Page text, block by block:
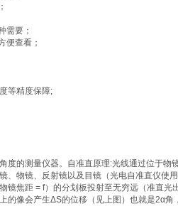
需要；
便查看；
等精度保障;
度的测量仪器。自准直原理:光线通过位于
、物镜、反射镜以及目镜（光电自准直仪
镜焦距 = f）的分划板投射至无穷远（准直
的像会产生ΔS的位移（见上图）也就是2α